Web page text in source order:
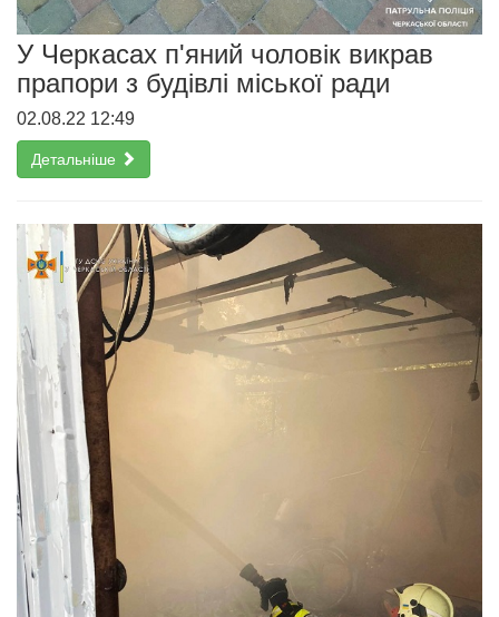
У Черкасах п'яний чоловік викрав
прапори з будівлі міської ради
02.08.22 12:49
Детальніше